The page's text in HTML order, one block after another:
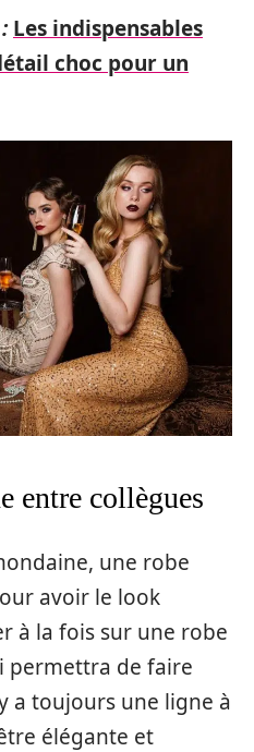
Les indispensables
choc pour un
entre collègues
une robe
avoir le look
à la fois sur une robe
permettra de faire
a toujours une ligne à
élégante et